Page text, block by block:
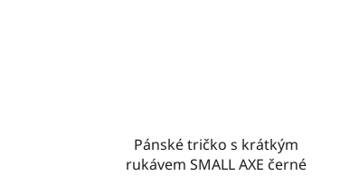
Pánské tričko s krátkým
rukávem SMALL AXE černé